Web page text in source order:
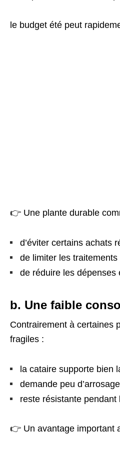
le budget été peut
👉 Une plante durable
d’éviter certains achats
de limiter les traitements
de réduire les dépenses
b. Une faible
Contrairement à certaines
fragiles :
la cataire supporte bien
demande peu
reste résistante pendant
👉 Un avantage important